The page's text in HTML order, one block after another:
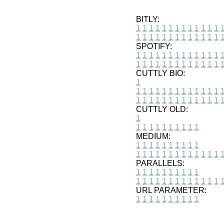
BITLY:
1 1 1 1 1 1 1 1 1 1 1 1 1 1
1 1 1 1 1 1 1 1 1 1 1 1 1 1
SPOTIFY:
1 1 1 1 1 1 1 1 1 1 1 1 1 1
1 1 1 1 1 1 1 1 1 1 1 1 1 1
CUTTLY BIO:
1
1 1 1 1 1 1 1 1 1 1 1 1 1 1
1 1 1 1 1 1 1 1 1 1 1 1 1 1
CUTTLY OLD:
1
1 1 1 1 1 1 1 1 1 1
MEDIUM:
1 1 1 1 1 1 1 1 1 1
1 1 1 1 1 1 1 1 1 1 1 1 1 1
PARALLELS:
1 1 1 1 1 1 1 1 1 1
1 1 1 1 1 1 1 1 1 1 1 1 1 1
URL PARAMETER:
1 1 1 1 1 1 1 1 1 1